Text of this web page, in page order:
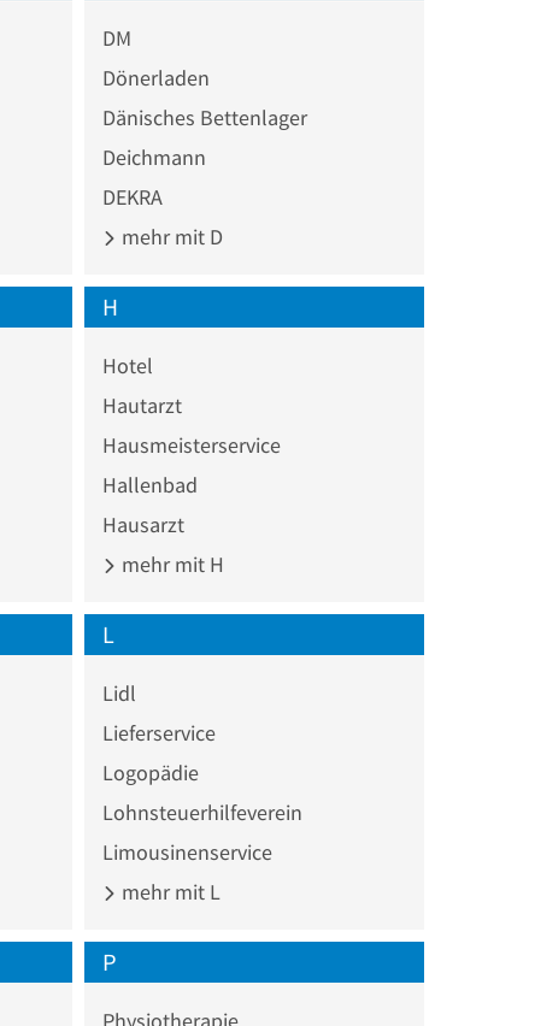
DM
Dönerladen
Dänisches Bettenlager
Deichmann
DEKRA
mehr mit D
H
Hotel
Hautarzt
Hausmeisterservice
Hallenbad
Hausarzt
mehr mit H
L
Lidl
Lieferservice
Logopädie
Lohnsteuerhilfeverein
Limousinenservice
mehr mit L
P
Physiotherapie